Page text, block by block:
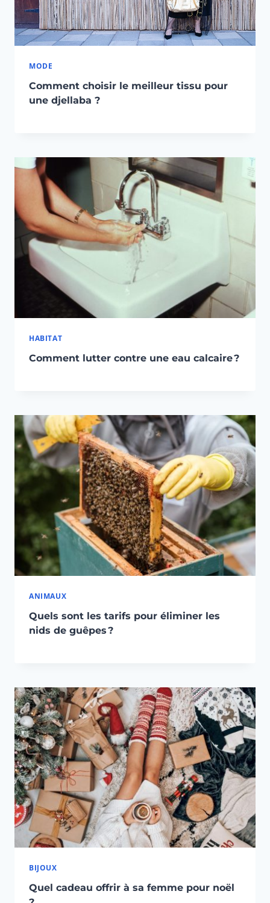
MODE
Comment choisir le meilleur tissu pour
une djellaba ?
HABITAT
Comment lutter contre une eau calcaire ?
ANIMAUX
Quels sont les tarifs pour éliminer les
nids de guêpes ?
BIJOUX
Quel cadeau offrir à sa femme pour noël